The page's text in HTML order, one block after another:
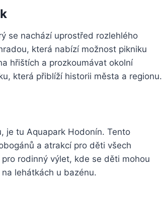
se nachází uprostřed rozlehlého
která nabízí možnost pikniku
hřištích a prozkoumávat okolní
která přiblíží historii města a regionu.
je tu Aquapark Hodonín. Tento
a atrakcí pro děti všech
rodinný výlet, kde se děti mohou
lehátkách u bazénu.